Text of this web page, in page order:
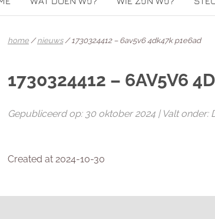
home /nieuws/ 1730324412 – 6av5v6 4dk47k p1e6ad
1730324412 – 6AV5V6
Gepubliceerd op: 30 oktober 2024 | Valt onder:
Created at 2024-10-30